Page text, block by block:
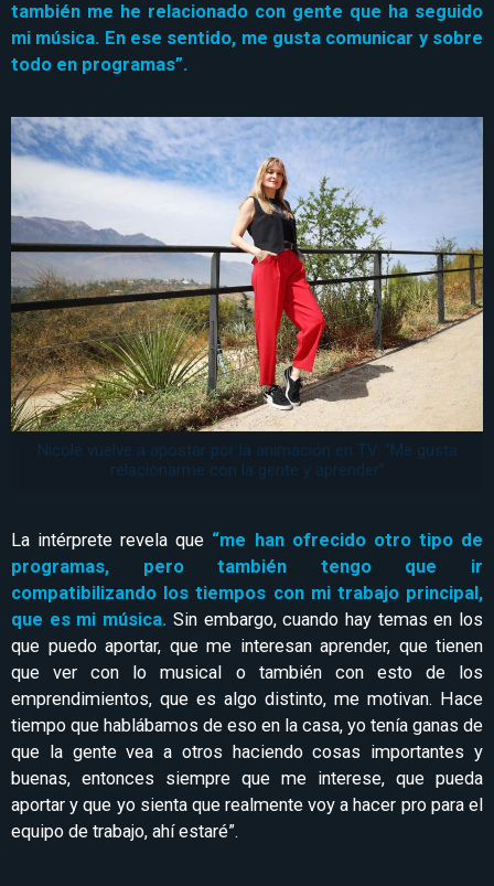
también me he relacionado con gente que ha seguido
mi música. En ese sentido, me gusta comunicar y sobre
todo en programas”.
Nicole vuelve a apostar por la animación en TV: “Me gusta
relacionarme con la gente y aprender”
La intérprete revela que “me han ofrecido otro tipo de
programas, pero también tengo que ir
compatibilizando los tiempos con mi trabajo principal,
que es mi música. Sin embargo, cuando hay temas en los
que puedo aportar, que me interesan aprender, que tienen
que ver con lo musical o también con esto de los
emprendimientos, que es algo distinto, me motivan. Hace
tiempo que hablábamos de eso en la casa, yo tenía ganas de
que la gente vea a otros haciendo cosas importantes y
buenas, entonces siempre que me interese, que pueda
aportar y que yo sienta que realmente voy a hacer pro para el
equipo de trabajo, ahí estaré”.